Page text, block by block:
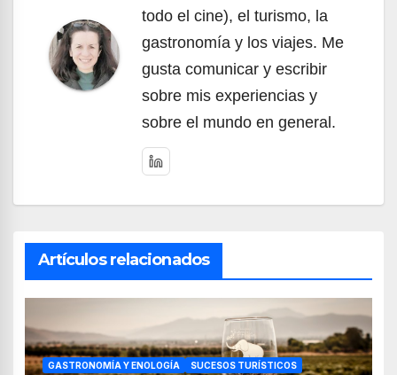
todo el cine), el turismo, la
gastronomía y los viajes. Me
gusta comunicar y escribir
sobre mis experiencias y
sobre el mundo en general.
Artículos relacionados
GASTRONOMÍA Y ENOLOGÍA SUCESOS TURÍSTICOS